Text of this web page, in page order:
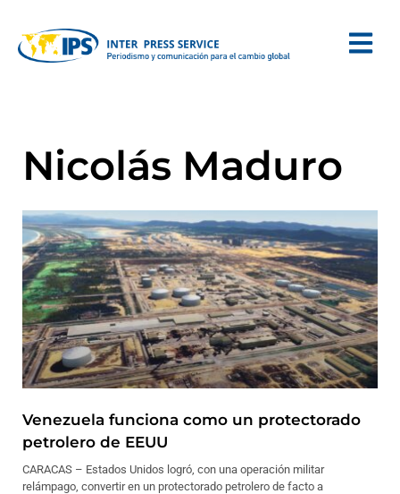
Nicolás Maduro
Venezuela funciona como un protectorado
petrolero de EEUU
CARACAS – Estados Unidos logró, con una operación militar
relámpago, convertir en un protectorado petrolero de facto a